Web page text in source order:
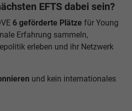
EFTS dabei sein?
6 geförderte Plätze für Young
Erfahrung sammeln,
erleben und ihr Netzwerk
und kein internationales